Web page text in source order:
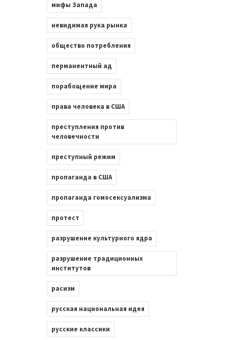
мифы Запада
невидимая рука рынка
общество потребления
перманентный ад
порабощение мира
права человека в США
преступления против
человечности
преступный режим
пропаганда в США
пропаганда гомосексуализма
протест
разрушение культурного ядра
разрушение традиционных
институтов
расизм
русская национальная идея
русские классики